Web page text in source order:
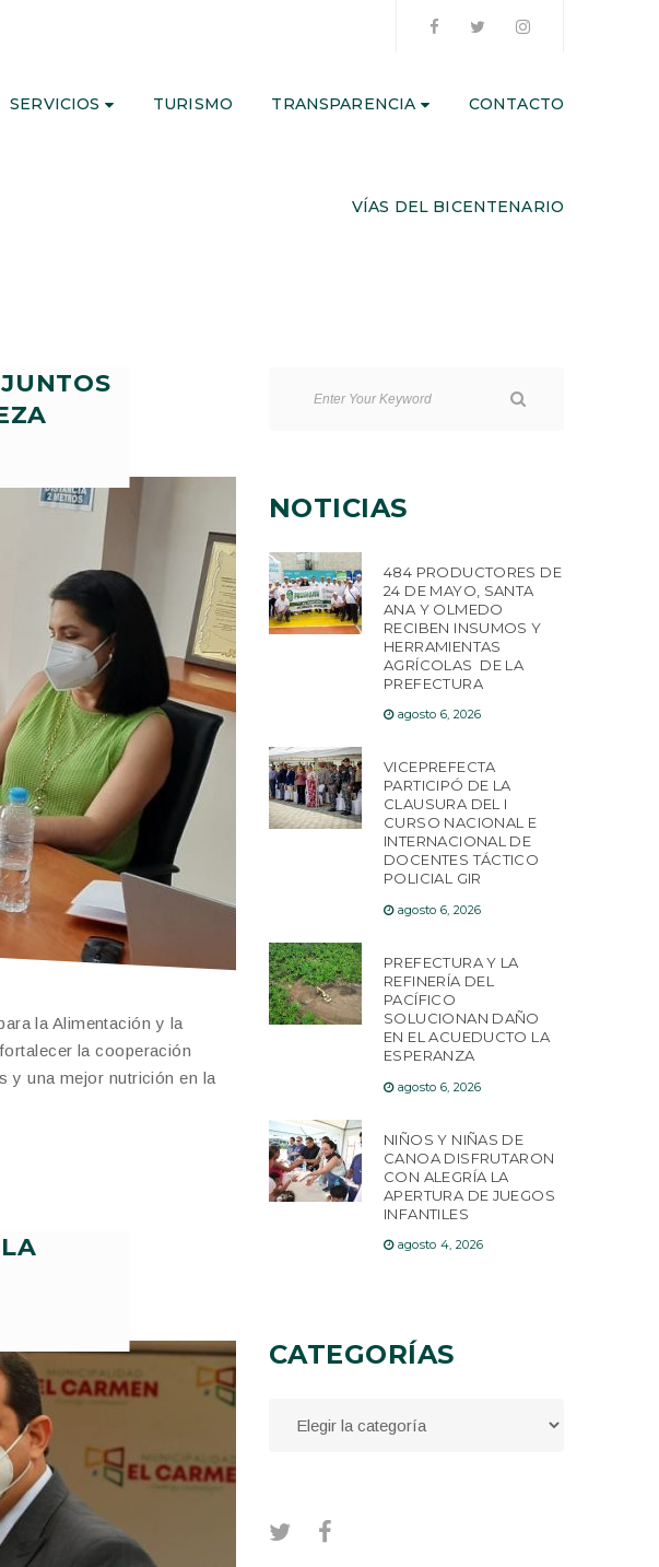
SERVICIOS TURISMO TRANSPARENCIA CONTACTO
VÍAS DEL BICENTENARIO
la Alimentación y la
la cooperación
y una mejor nutrición en la
NOTICIAS
484 PRODUCTORES DE
24 DE MAYO, SANTA
ANA Y OLMEDO
RECIBEN INSUMOS Y
HERRAMIENTAS
AGRÍCOLAS DE LA
PREFECTURA
agosto 6, 2026
VICEPREFECTA
PARTICIPÓ DE LA
CLAUSURA DEL I
CURSO NACIONAL E
INTERNACIONAL DE
DOCENTES TÁCTICO
POLICIAL GIR
agosto 6, 2026
PREFECTURA Y LA
REFINERÍA DEL
PACÍFICO
SOLUCIONAN DAÑO
EN EL ACUEDUCTO LA
ESPERANZA
agosto 6, 2026
NIÑOS Y NIÑAS DE
CANOA DISFRUTARON
CON ALEGRÍA LA
APERTURA DE JUEGOS
INFANTILES
agosto 4, 2026
CATEGORÍAS